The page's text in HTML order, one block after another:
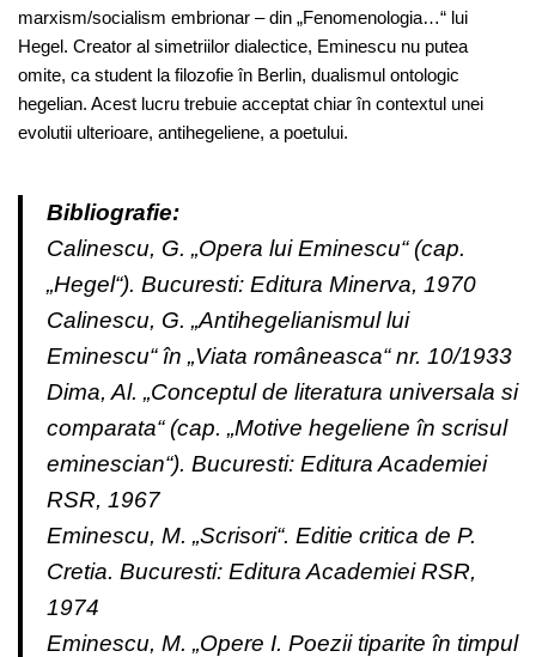
marxism/socialism embrionar – din „Fenomenologia…“ lui
Hegel. Creator al simetriilor dialectice, Eminescu nu putea
omite, ca student la filozofie în Berlin, dualismul ontologic
hegelian. Acest lucru trebuie acceptat chiar în contextul unei
evolutii ulterioare, antihegeliene, a poetului.
Bibliografie:
Calinescu, G. „Opera lui Eminescu“ (cap.
„Hegel“). Bucuresti: Editura Minerva, 1970
Calinescu, G. „Antihegelianismul lui
Eminescu“ în „Viata româneasca“ nr. 10/1933
Dima, Al. „Conceptul de literatura universala si
comparata“ (cap. „Motive hegeliene în scrisul
eminescian“). Bucuresti: Editura Academiei
RSR, 1967
Eminescu, M. „Scrisori“. Editie critica de P.
Cretia. Bucuresti: Editura Academiei RSR,
1974
Eminescu, M. „Opere I. Poezii tiparite în timpul